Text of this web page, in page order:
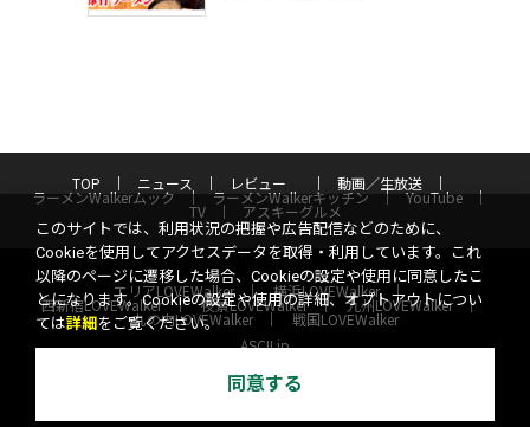
TOP ニュース レビュー 動画／生放送
ラーメンWalkerムック ラーメンWalkerキッチン YouTube
TV アスキーグルメ
エリアLOVEWalker 横浜LOVEWalker
西新宿LOVEWalker 夜景LOVEWalker 九州LOVEWalker
丸の内LOVEWalker
戦国LOVEWalker
ASCII.jp
プライバシーポリシー
お問い合わせ
このサイトでは、利用状況の把握や広告配信などのために、
Cookieを使用してアクセスデータを取得・利用しています。これ
以降のページに遷移した場合、Cookieの設定や使用に同意したこ
とになります。Cookieの設定や使用の詳細、オプトアウトについ
ては詳細 をご覧ください。
同意する